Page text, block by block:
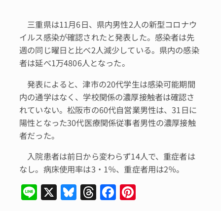
三重県は11月6日、県内男性2人の新型コロナウ
イルス感染が確認されたと発表した。感染者は先
週の同じ曜日と比べ2人減少している。県内の感染
者は延べ1万4806人となった。
発表によると、津市の20代学生は感染可能期間
内の通学はなく、学校関係の濃厚接触者は確認さ
れていない。松阪市の60代自営業男性は、31日に
陽性となった30代医療関係従事者男性の濃厚接触
者だった。
入院患者は前日から変わらず14人で、重症者は
なし。病床使用率は3・1％、重症者用は2％。
Li X Bl T F